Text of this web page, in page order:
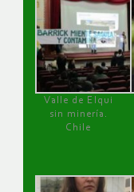
Valle de Elqui
sin minería.
Chile